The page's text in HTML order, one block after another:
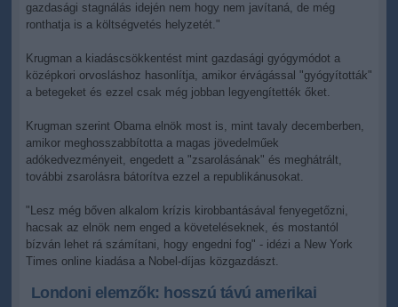
gazdasági stagnálás idején nem hogy nem javítaná, de még
ronthatja is a költségvetés helyzetét."
Krugman a kiadáscsökkentést mint gazdasági gyógymódot a
középkori orvosláshoz hasonlítja, amikor érvágással "gyógyították"
a betegeket és ezzel csak még jobban legyengítették őket.
Krugman szerint Obama elnök most is, mint tavaly decemberben,
amikor meghosszabbította a magas jövedelműek
adókedvezményeit, engedett a "zsarolásának" és meghátrált,
további zsarolásra bátorítva ezzel a republikánusokat.
"Lesz még bőven alkalom krízis kirobbantásával fenyegetőzni,
hacsak az elnök nem enged a követeléseknek, és mostantól
bízván lehet rá számítani, hogy engedni fog" - idézi a New York
Times online kiadása a Nobel-díjas közgazdászt.
Londoni elemzők: hosszú távú amerikai